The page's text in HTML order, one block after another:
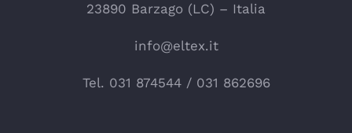
23890 Barzago (LC) – Italia
info@eltex.it
Tel. 031 874544/ 031 862696